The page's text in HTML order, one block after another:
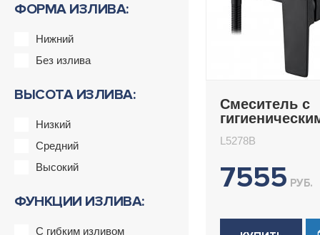
ФОРМА ИЗЛИВА:
Нижний
Без излива
ВЫСОТА ИЗЛИВА:
Низкий
Средний
Высокий
ФУНКЦИИ ИЗЛИВА:
С гибким изливом
Смеситель с
L5278B
7555 РУБ.